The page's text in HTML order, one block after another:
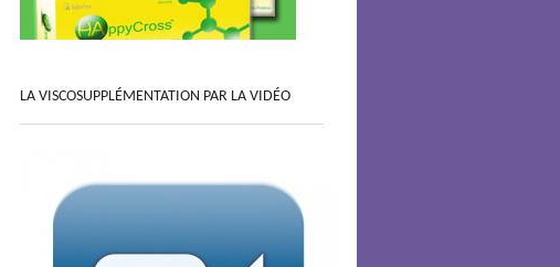
LA VISCOSUPPLÉMENTATION PAR LA VIDÉO